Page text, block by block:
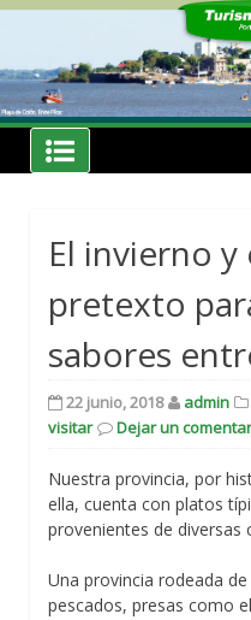
Skip
content
Noticias
El invierno
pretexto
sabores
22 junio, 2018 admin
visitar
Dejar un
Nuestra provincia, por
ella, cuenta con platos
provenientes de diversas
Una provincia rodeada
pescados, presas como